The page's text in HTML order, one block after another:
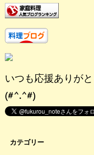
いつも応援ありが
(#^.^#)
カテゴリー